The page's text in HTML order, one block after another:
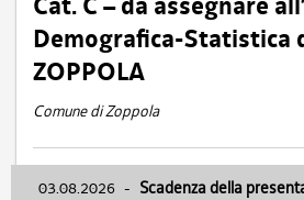
Demografica-Statistica
ZOPPOLA
Comune di Zoppola
03.08.2026 - Scadenza della